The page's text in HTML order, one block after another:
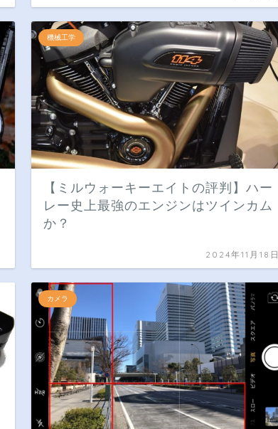
機械工学
【ミルウォーキーエイトの評判】ハー
レー史上最強のエンジンはツインカム
か？
2024年11月18日
カメラ